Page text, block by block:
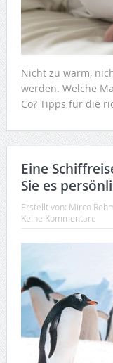
Nicht zu warm,
werden. Welche
Co? Tipps für die
Eine
Sie es
Erstellt von: Mirco
Keine Kommentare